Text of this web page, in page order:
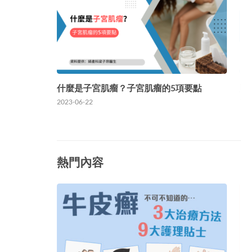
什麼是子宮肌瘤？子宮肌瘤的5項要點
2023-06-22
熱門內容